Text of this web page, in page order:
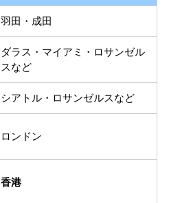
羽田・成田
ダラス・マイアミ・ロサンゼル
スなど
シアトル・ロサンゼルスなど
ロンドン
香港